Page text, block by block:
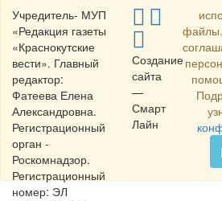
Учредитель- МУП
«Редакция газеты
«Краснокутские
вести». Главный
редактор:
Фатеева Елена
Александровна.
Регистрационный
орган -
Роскомнадзор.
Регистрационный
номер: ЭЛ
Создание
сайта
—
Смарт
Лайн
файлы.